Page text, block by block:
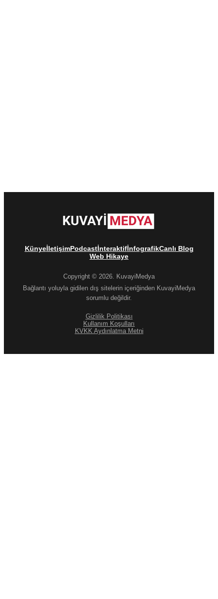
KünyeİletişimPodcastİnteraktifİnfografikCanlı Blog
Web Hikaye
Copyright © 2026. KuvayiMedya
Bağlantı yoluyla gidilen dış sitelerin içeriğinden KuvayiMedya
sorumlu değildir.
Gizlilik Politikası
Kullanım Koşulları
KVKK Aydınlatma Metni